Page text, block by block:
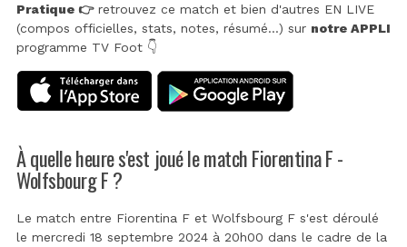
Pratique 👉retrouvez ce match et bien d'autres EN LIVE
(compos officielles, stats, notes, résumé...) sur notre APPLI
programme TV Foot 👇
À quelle heure s'est joué le match Fiorentina F -
Wolfsbourg F ?
Le match entre Fiorentina F et Wolfsbourg F s'est déroulé
le mercredi 18 septembre 2024 à 20h00 dans le cadre de la